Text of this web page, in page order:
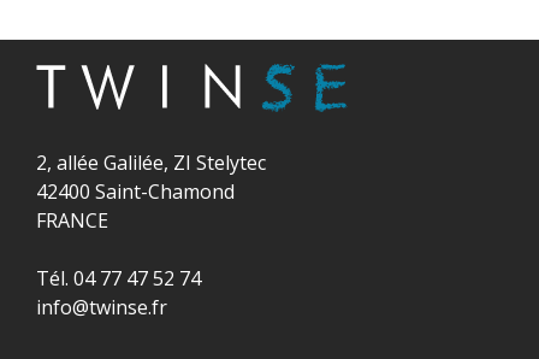
2, allée Galilée, ZI Stelytec
42400 Saint-Chamond
FRANCE
Tél. 04 77 47 52 74
info@twinse.fr